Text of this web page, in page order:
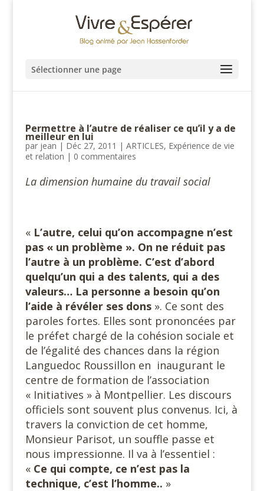
Sélectionner une page
Permettre à l’autre de réaliser ce qu’il y a de
meilleur en lui
par jean | Déc 27, 2011 | ARTICLES, Expérience de vie
et relation | 0 commentaires
La dimension humaine du travail social
« L’autre, celui qu’on accompagne n’est
pas « un problème ». On ne réduit pas
l’autre à un problème. C’est d’abord
quelqu’un qui a des talents, qui a des
valeurs… La personne a besoin qu’on
l’aide à révéler ses dons ». Ce sont des
paroles fortes. Elles sont prononcées par
le préfet chargé de la cohésion sociale et
de l’égalité des chances dans la région
Languedoc Roussillon en inaugurant le
centre de formation de l’association
« Initiatives » à Montpellier. Les discours
officiels sont souvent plus convenus. Ici, à
travers la conviction de cet homme,
Monsieur Parisot, un souffle passe et
nous impressionne. Il va à l’essentiel :
« Ce qui compte, ce n’est pas la
technique, c’est l’homme.. »